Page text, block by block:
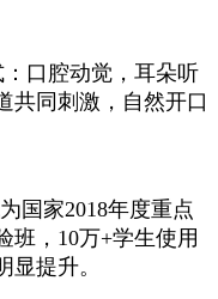
口腔动觉，耳朵听
共同刺激，自然开口
国家2018年度重点
班，10万+学生使用
提升。